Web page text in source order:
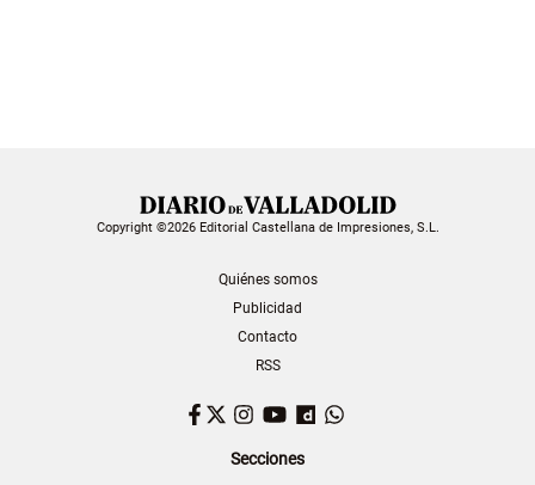
Copyright ©2026 Editorial Castellana de Impresiones, S.L.
Quiénes somos
Publicidad
Contacto
RSS
Facebook
TwitterInstagram
YouTubeDailymotion
Secciones